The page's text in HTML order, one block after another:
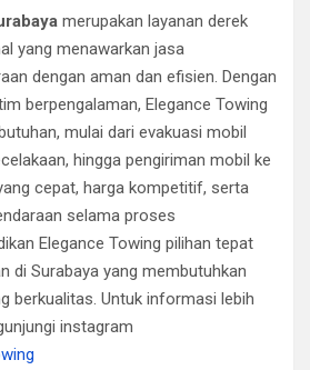
merupakan layanan derek
yang menawarkan jasa
dengan aman dan efisien. Dengan
berpengalaman, Elegance Towing
mulai dari evakuasi mobil
hingga pengiriman mobil ke
cepat, harga kompetitif, serta
selama proses
Elegance Towing pilihan tepat
di Surabaya yang membutuhkan
berkualitas. Untuk informasi lebih
instagram